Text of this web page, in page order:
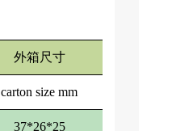
外箱尺寸
carton size mm
37*26*25